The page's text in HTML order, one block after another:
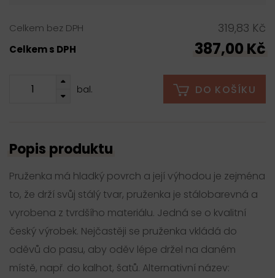
Celkem bez DPH 319,83 Kč
Celkem s DPH 387,00 Kč
bal. DO KOŠÍKU
Popis produktu
Pruženka má hladký povrch a její výhodou je zejména
to, že drží svůj stálý tvar, pruženka je stálobarevná a
vyrobena z tvrdšího materiálu. Jedná se o kvalitní
český výrobek. Nejčastěji se pruženka vkládá do
oděvů do pasu, aby oděv lépe držel na daném
místě, např. do kalhot, šatů. Alternativní název: